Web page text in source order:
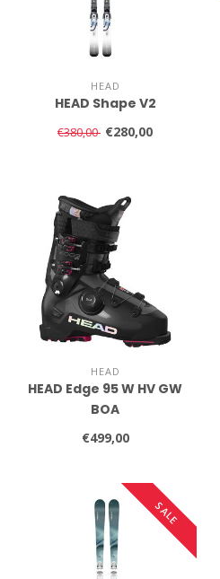
HEAD
HEAD Shape V2
€380,00 €280,00
HEAD
HEAD Edge 95 W HV GW
BOA
€499,00
SALE